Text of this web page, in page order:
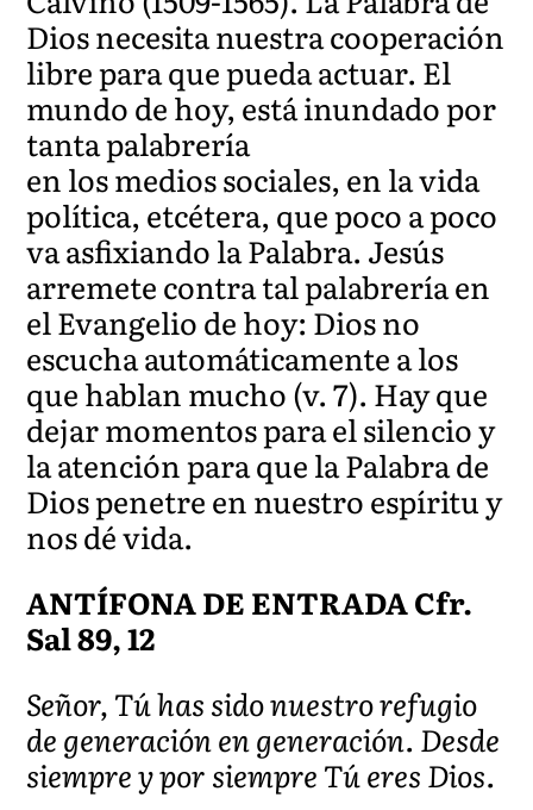
Dios necesita nuestra cooperación
libre para que pueda actuar. El
mundo de hoy, está inundado por
tanta palabrería
en los medios sociales, en la vida
política, etcétera, que poco a poco
va asfixiando la Palabra. Jesús
arremete contra tal palabrería en
el Evangelio de hoy: Dios no
escucha automáticamente a los
que hablan mucho (v. 7). Hay que
dejar momentos para el silencio y
la atención para que la Palabra de
Dios penetre en nuestro espíritu y
nos dé vida.
ANTÍFONA DE ENTRADA Cfr.
Sal 89, 12
Señor, Tú has sido nuestro refugio
de generación en generación. Desde
siempre y por siempre Tú eres Dios.